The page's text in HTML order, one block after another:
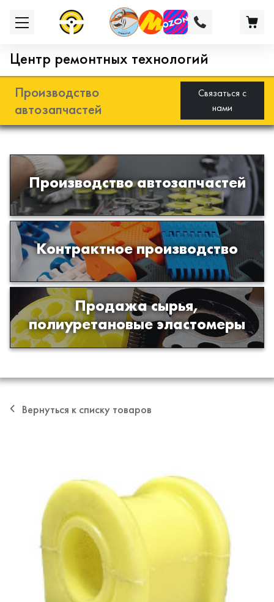
Центр ремонтных технологий
Производство
автозапчастей
Связаться с
нами
Производство автозапчастей
Разработка и производство деталей
из эластомеров для подвески
автомобиля
Контрактное производство
Производство изделий из пластиков
и полимеров по образцам либо
чертежам заказчика
Продажа сырья,
полиуретановые эластомеры
Продажа сырья для производства
изделий из полиуретана
Вернуться к списку товаров